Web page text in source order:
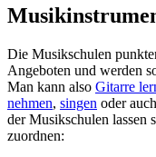
Die Musikschulen
Angeboten und werden
Man kann also Gitarre
nehmen, singen oder auch
der Musikschulen lassen
zuordnen: